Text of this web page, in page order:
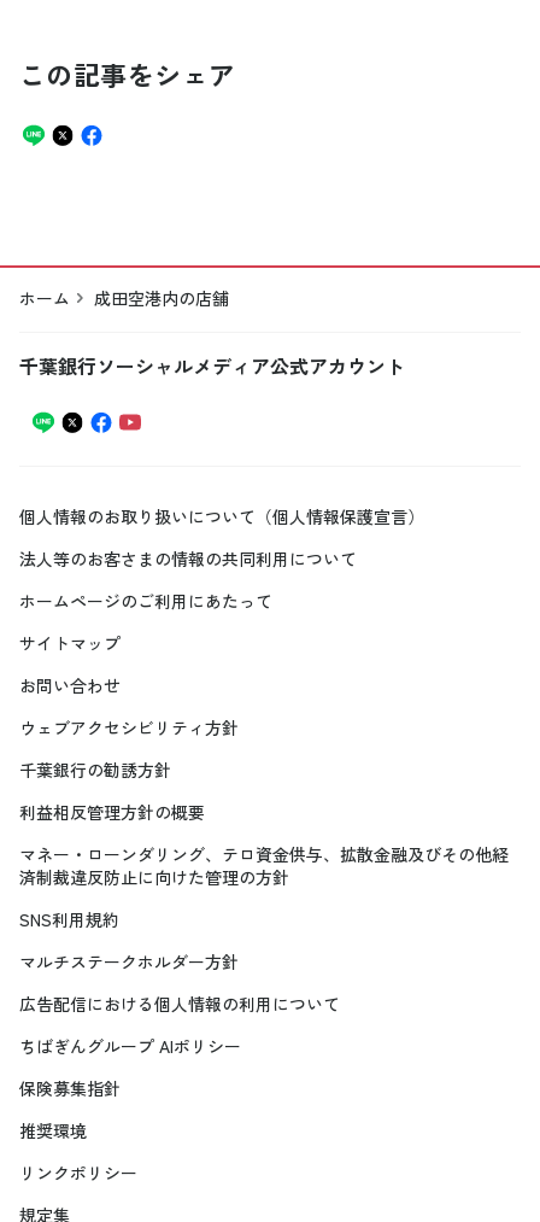
この記事をシェア
ホーム 成田空港内の店舗
千葉銀行ソーシャルメディア公式アカウント
個人情報のお取り扱いについて（個人情報保護宣言）
法人等のお客さまの情報の共同利用について
ホームページのご利用にあたって
サイトマップ
お問い合わせ
ウェブアクセシビリティ方針
千葉銀行の勧誘方針
利益相反管理方針の概要
マネー・ローンダリング、テロ資金供与、拡散金融及びその他経
済制裁違反防止に向けた管理の方針
SNS利用規約
マルチステークホルダー方針
広告配信における個人情報の利用について
ちばぎんグループ AIポリシー
保険募集指針
推奨環境
リンクポリシー
規定集